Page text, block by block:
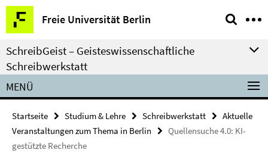
Springe
direkt
zu
Inhalt
Freie Universität Berlin
Service-
Navigation
SchreibGeist – Geisteswissenschaftliche
Schreibwerkstatt
MENÜ
Startseite Studium & Lehre Schreibwerkstatt
Aktuelle
Veranstaltungen zum Thema in Berlin
Quellensuche 4.0: KI-
gestützte Recherche